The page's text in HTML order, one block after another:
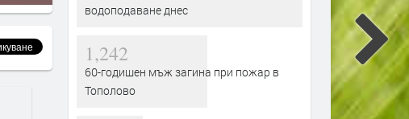
водоподаване днес
1,242
60-годишен мъж загина при пожар в
Тополово